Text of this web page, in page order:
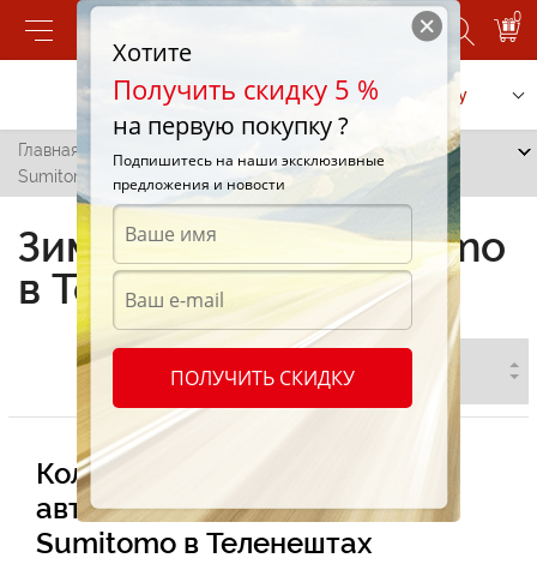
0
Позвонить Заказать услугу
Главная /
Зимние шины
Sumitomo в Теленештах
Зимние шины Sumitomo
в Теленештах
Колоссальный ассортимент
автомобильных зимних шин
Sumitomo в Теленештах
Хотите
Получить скидку 5 %
на первую покупку ?
Подпишитесь на наши эксклюзивные
предложения и новости
ПОЛУЧИТЬ СКИДКУ